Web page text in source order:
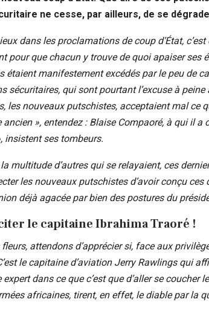
ne cesse, par ailleurs, de se
dans les proclamations de coup d’État,
pour que chacun y trouve de quoi apaiser ses
étaient manifestement excédés par le peu de
sécuritaires, qui sont pourtant l’excuse à
les nouveaux putschistes, acceptaient mal ce
ancien », entendez : Blaise Compaoré, à qui il a
insistent ses tombeurs.
multitude d’autres qui se relayaient, ces
les nouveaux putschistes d’avoir conçu ces
déjà agacée par bien des postures du
le capitaine Ibrahima Traoré !
attendons d’apprécier si, face aux
le capitaine d’aviation Jerry Rawlings qui
dans ce que c’est que d’aller se coucher
africaines, tirent, en effet, le diable par la